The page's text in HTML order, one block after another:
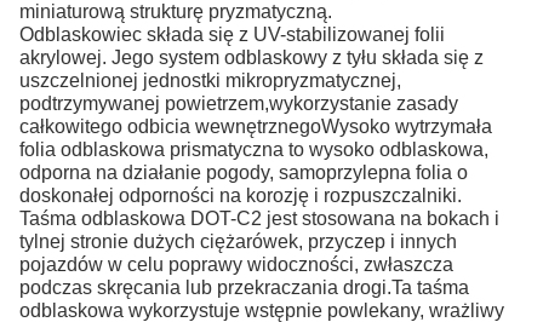
miniaturową strukturę pryzmatyczną.
Odblaskowiec składa się z UV-stabilizowanej folii
akrylowej. Jego system odblaskowy z tyłu składa się z
uszczelnionej jednostki mikropryzmatycznej,
podtrzymywanej powietrzem,wykorzystanie zasady
całkowitego odbicia wewnętrznegoWysoko wytrzymała
folia odblaskowa prismatyczna to wysoko odblaskowa,
odporna na działanie pogody, samoprzylepna folia o
doskonałej odporności na korozję i rozpuszczalniki.
Taśma odblaskowa DOT-C2 jest stosowana na bokach i
tylnej stronie dużych ciężarówek, przyczep i innych
pojazdów w celu poprawy widoczności, zwłaszcza
podczas skręcania lub przekraczania drogi.Ta taśma
odblaskowa wykorzystuje wstępnie powlekany, wrażliwy